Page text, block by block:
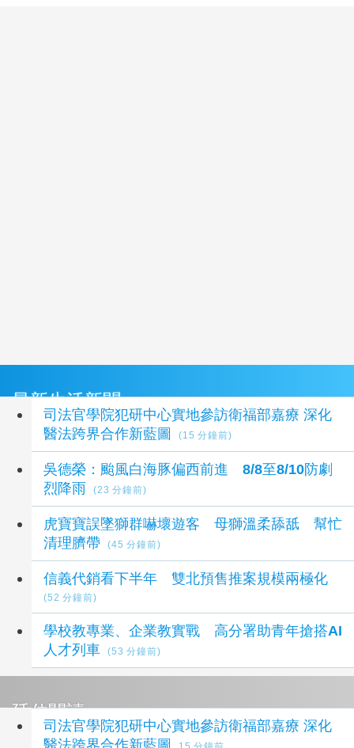
最新生活新聞
司法官學院犯研中心實地參訪衛福部嘉療 深化
醫法跨界合作新藍圖
(15 分鐘前)
吳德榮：颱風白海豚偏西前進 8/8至8/10防劇
烈降雨
(23 分鐘前)
虎寶寶誤墜獅群嚇壞遊客 母獅溫柔舔舐 幫忙
清理臍帶
(45 分鐘前)
信義代銷看下半年 雙北預售推案規模兩極化
(52 分鐘前)
學校教專業、企業教實戰 高分署助青年搶搭AI
人才列車
(53 分鐘前)
延伸閱讀
司法官學院犯研中心實地參訪衛福部嘉療 深化
醫法跨界合作新藍圖